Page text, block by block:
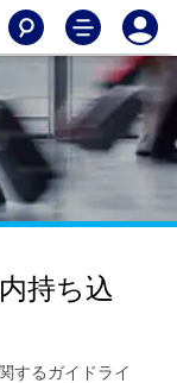
持ち込
するガイドライ